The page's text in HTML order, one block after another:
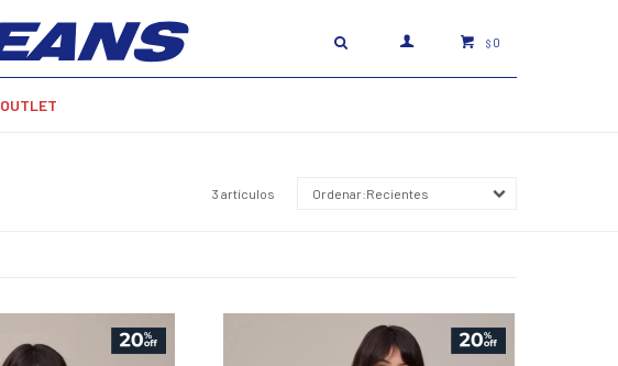
OUTLET
$ 0
3 artículos Recientes